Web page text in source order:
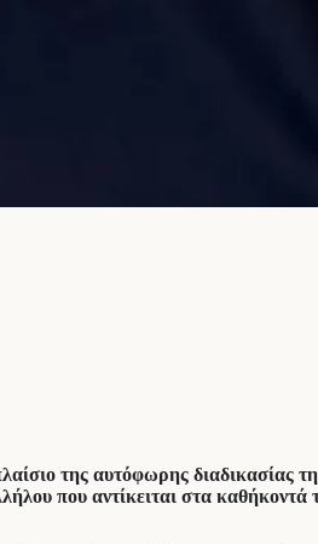
της αυτόφωρης διαδικασίας
που αντίκειται στα